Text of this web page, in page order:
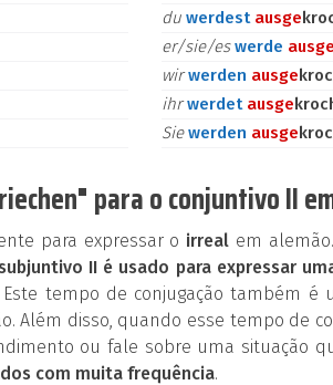
du werdest ausge
er/sie/eswerde ausge
wirwerden ausge
ihrwerdet ausge
Siewerden ausge
para o conjuntivo II
para expressar o irreal em
II é usado para expressar
Este tempo de conjugação também é
Além disso, quando esse tempo de
ou fale sobre uma situação
com muita frequência.